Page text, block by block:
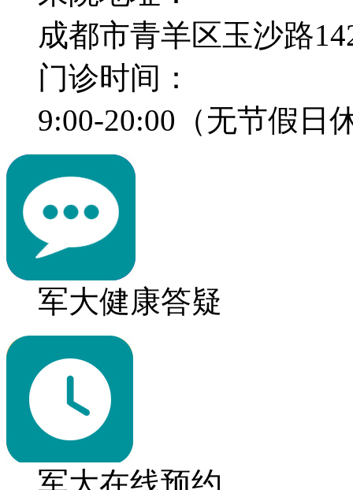
成都市青羊区玉沙路
门诊时间：
9:00-20:00（无节假日
军大健康答疑
军大在线预约